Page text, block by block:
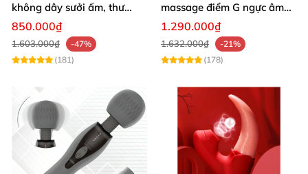
không dây sưởi ấm, thư
giãn, giảm stress
850.000₫
1.603.000₫
-47%
(181)
massage điểm G ngực âm
đạo đa chế độ sạc
1.290.000₫
1.632.000₫
-21%
(178)